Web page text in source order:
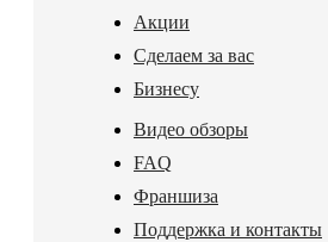
Акции
Сделаем за вас
Бизнесу
Видео обзоры
FAQ
Франшиза
Поддержка и контакты